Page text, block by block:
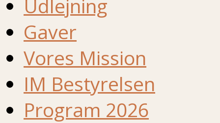
Udlejning
Gaver
Vores Mission
IM Bestyrelsen
Program 2026